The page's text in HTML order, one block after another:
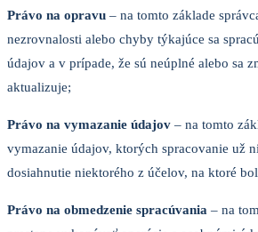
Právo na opravu – na tomto základe
nezrovnalosti alebo chyby týkajúce sa
údajov a v prípade, že sú neúplné alebo sa
aktualizuje;
Právo na vymazanie údajov – na tomto
vymazanie údajov, ktorých spracovanie už
dosiahnutie niektorého z účelov, na ktoré
Právo na obmedzenie spracúvania – na